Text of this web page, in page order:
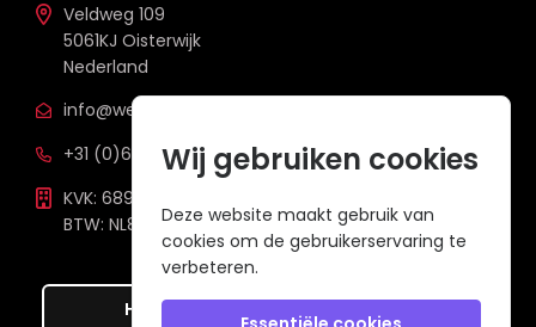
Veldweg 109
5061KJ Oisterwijk
Nederland
info@welzh.nl
+31 (0)6 26 51 83 20
KVK: 68977387
BTW: NL857672988B01
Hier de overeenkomst ontbinden
Wij gebruiken cookies
Deze website maakt gebruik van
cookies om de gebruikerservaring te
verbeteren.